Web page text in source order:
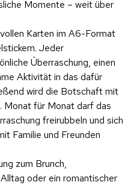
Momente – weit über
Karten im A6-Format
Jeder
Überraschung, einen
Aktivität in das dafür
wird die Botschaft mit
Monat für Monat darf das
freirubbeln und sich
Familie und Freunden
zum Brunch,
oder ein romantischer